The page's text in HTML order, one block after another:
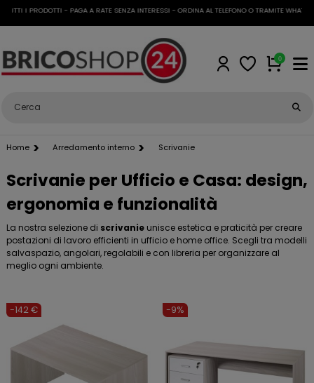
I PRODOTTI - PAGA A RATE SENZA INTERESSI - ORDINA AL TELEFONO O TRAMITE WHATSAPP
0
Home Arredamento interno Scrivanie
Scrivanie per Ufficio e Casa: design,
ergonomia e funzionalità
La nostra selezione di scrivanie unisce estetica e praticità per creare
postazioni di lavoro efficienti in ufficio e home office. Scegli tra modelli
salvaspazio, angolari, regolabili e con libreria per organizzare al
meglio ogni ambiente.
-142 € -9%